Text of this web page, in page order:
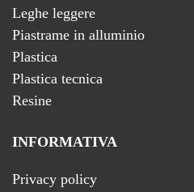
Leghe leggere
Piastrame in alluminio
Plastica
Plastica tecnica
Resine
INFORMATIVA
Privacy policy